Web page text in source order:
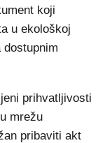
koji
u ekološkoj
prihvatljivosti
mrežu
pribaviti akt